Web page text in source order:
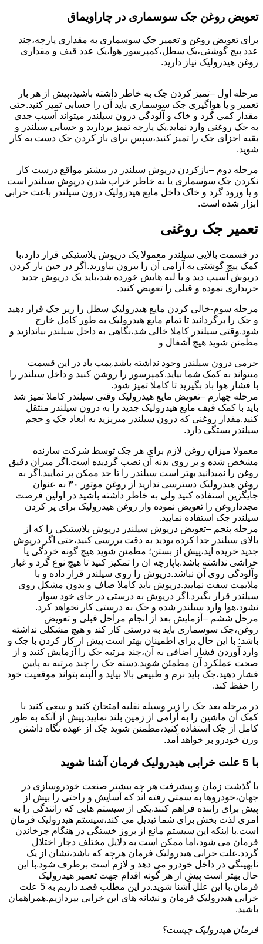
تعویض روغن جک سوسماری در چاراویماق
برای تعویض روغن و تعمیر جک سوسماری به مقداری پارچه،چند
عدد پیچ گوشتی،یک سطل،کمپرسور هوا،یک عدد قیف و مقداری
روغن هیدرولیک نیاز دارید.
مرحله اول –تمیز کردن جک به خاطر داشته باشید،پیش از هر بار
تعمیر و یا هواگیری جک سوسماری باید آن را حسابی تمیز کنید.حتی
مقدار کمی گرد و خاک و آلودگی درون سیلندر میتواند آسیب جدی
به جک روغنی وارد نماید.یک پارچه تمیز بردارید و حسابی سیلندر و
بقیه اجزای جک را تمیز کنید،سپس برای باز کردن جک دست به کار
شوید.
مرحله دوم –بازکردن درپوش سیلندر در بیشتر مواقع درست کار
نکردن جک سوسماری یا به خاطر خراب شدن درپوش سیلندر است
و یا ورود گرد و خاک داخل مایع هیدرولیک درون سیلندر باعث خرابی
ابزار شده است.
تعمیر جک روغنی
در قسمت بالایی سیلندر معمولا یک درپوش پلاستیکی قرار دارد،با
کمک پیچ گوشتی به آرامی آن را بیرون بیاورید.اگر در حین باز کردن
درپوش آسیب دید و یا لبه هایش خورده شد،باید یک درپوش جدید
خریداری نموده و قبلی را تعویض کنید.
مرحله سوم-خالی کردن مایع هیدرولیک سطل را زیر جک قرار دهید
و جک را برگردانید تا تمام مایع هیدرولیک به طور کامل خارج
شود.وقتی سیلندر کاملا خالی شد،نگاهی به داخل سیلندر بیاندازید و
مطمئن شوید هیچ آشغال و
جرمی درون سیلندر وجود نداشته باشد.پمپ باد در این قسمت
میتواند به کمک شما بیاید.کمپرسور را روشن کنید و داخل سیلندر را
با فشار هوا باد بگیرید تا کاملا تمیز شود.
مرحله چهارم –تعویض مایع هیدرولیک وقتی سیلندر کاملا تمیز شد
باید با کمک قیف مایع هیدرولیک جدید را به درون سیلندر منتقل
کنید.مقدار روغنی که درون سیلندر میریزید به ابعاد جک و حجم
سیلندر بستگی دارد.
معمولا میزان روغن لازم برای هر جک توسط شرکت سازنده
مشخص شده و بر روی بدنه آن نصب گردیده است.اگر میزان دقیق
روغن را نمیدانید بهتر است سیلندر را تا حد ممکن پر نمایید.اگر به
روغن هیدرولیک دسترسی ندارید از روغن موتور ۳۰ به عنوان
جایگزین استفاده کنید ولی به خاطر داشته باشید در اولین فرصت
مجدداروغن را تعویض نموده واز روغن هیدرولیک برای پر کردن
سیلندر جک استفاده نمایید.
مرحله پنجم –تعویض درپوش سیلندر درپوش پلاستیکی را که از
بالای سیلندر جدا کرده بودید به دقت بررسی کنید،حتی اگر درپوش
جدید خریده اید،پیش از بستن؛ مطمئن شوید هیچ گونه خردگی یا
خراشی نداشته باشد.باپارچه ان را تمکیز کنید تا هیچ نوع گرد و غبار
وآلودگی روی آن نباشد.درپوش را روی سیلندر قرار داده و با
ملایمت سفت نمایید.درپوش باید کاملا صاف و بدون مشکل روی
سیلندر قرار بگیرد.اگر درپوش به درستی در جای خود سوار
نشود،هوا وارد سیلندر شده و جک به درستی کار نخواهد کرد.
مرحل ششم –آزمایش بعد از انجام مراحل قبلی و تعویض
روغن،جک سوسماری باید به درستی کار کند و هیچ مشکلی نداشته
باشد؛ با این حال برای اطمینان بهتر است پیش از کار کردن با جک و
وارد آوردن فشار اضافی به آن،چند مرتبه جک را آزمایش کنید و از
صحت عملکرد آن مطمئن شوید.دسته جک را چند مرتبه به پایین
فشار دهید،جک باید نرم و طبیعی بالا بیاید و البته بتواند موقعیت خود
را حفظ کند.
در مرحله بعد جک را زیر وسیله نقلیه امتحان کنید و سعی کنید با
کمک آن ماشین را به آرامی از زمین بلند نمایید.پیش از آنکه به طور
کامل از جک استفاده کنید،مطمئن شوید جک از عهده نگاه داشتن
وزن خودرو بر خواهد آمد.
با 5 علت خرابی هیدرولیک فرمان آشنا شوید
با گذشت زمان و پیشرفت هر چه بیشتر صنعت خودروسازی در
جهان،خودروها به سمتی رفته اند که آسایش و راحتی را بیش از
پیش برای راننده فراهم کنند.یکی از سیستم هایی که رانندگی را به
امری لذت بخش برای شما تبدیل می کند،سیستم هیدرولیک فرمان
است.با اینکه این سیستم مانع از بروز خستگی در هنگام چرخاندن
فرمان می شود،اما ممکن است به دلایل مختلف دچار اختلال
گردد.علت خرابی هیدرولیک فرمان هرچه که باشد،نشان از یک
نابهینگی در داخل خودرو می دهد و لازم است برطرف شود.با این
حال بهتر است پیش از هر گونه اقدام جهت تعمیر هیدرولیک
فرمان،با این علل آشنا شوید.در این مطلب قصد داریم به 5 علت
خرابی هیدرولیک فرمان و نشانه های این خرابی بپردازیم.همراهمان
باشید.
فرمان هیدرولیک چیست؟